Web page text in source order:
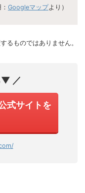
Googleマップより）
るものではありません。
▼ ／
式サイトを